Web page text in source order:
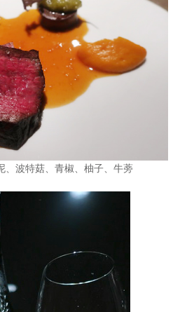
、波特菇、青椒、柚子、牛蒡